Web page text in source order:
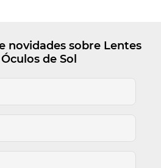
novidades sobre Lentes
de Sol